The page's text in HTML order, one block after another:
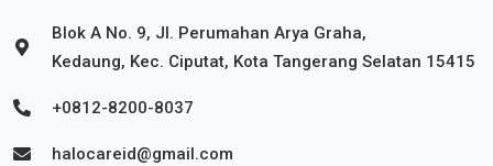
Blok A No. 9, Jl. Perumahan Arya Graha,
Kedaung, Kec. Ciputat, Kota Tangerang Selatan 15415
+0812-8200-8037
halocareid@gmail.com